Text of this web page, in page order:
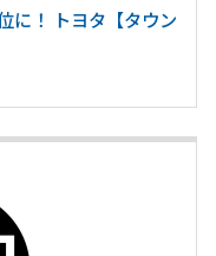
に！ トヨタ【タウン